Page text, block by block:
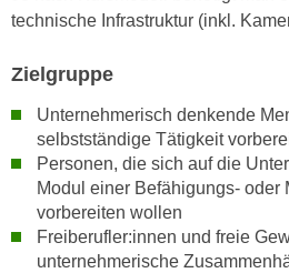
technische Infrastruktur (inkl.
Zielgruppe
Unternehmerisch denkende
selbstständige Tätigkeit
Personen, die sich auf die
Modul einer Befähigungs- oder
vorbereiten wollen
Freiberufler:innen und freie
unternehmerische
z
i
n
m
d
e
o
k